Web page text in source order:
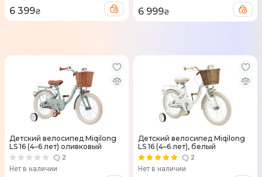
6 399₴ 6 999₴
Детский велосипед Miqilong
LS 16 (4–6 лет) оливковый
2
Нет в наличии
Детский велосипед Miqilong
LS 16 (4–6 лет), белый
2
Нет в наличии